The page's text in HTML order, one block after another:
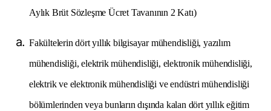
Aylık Brüt Sözleşme Ücret Tavanının 2 Katı)
Fakültelerin dört yıllık bilgisayar mühendisliği, yazılım
mühendisliği, elektrik mühendisliği, elektronik mühendisliği,
elektrik ve elektronik mühendisliği ve endüstri mühendisliği
bölümlerinden veya bunların dışında kalan dört yıllık eğitim